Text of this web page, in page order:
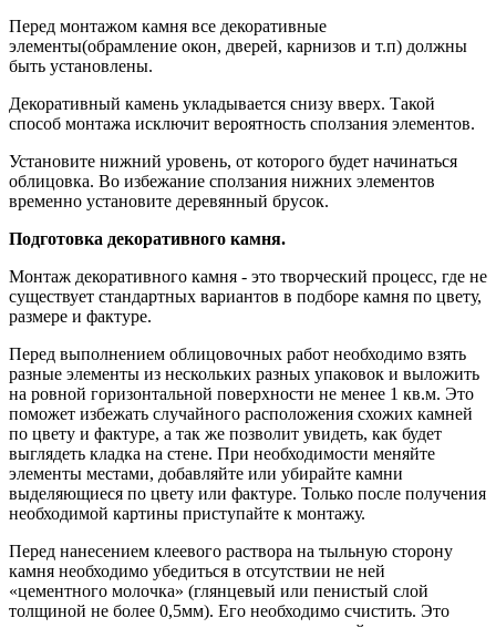
Перед монтажом камня все декоративные
элементы(обрамление окон, дверей, карнизов и т.п) должны
быть установлены.
Декоративный камень укладывается снизу вверх. Такой
способ монтажа исключит вероятность сползания элементов.
Установите нижний уровень, от которого будет начинаться
облицовка. Во избежание сползания нижних элементов
временно установите деревянный брусок.
Подготовка декоративного камня.
Монтаж декоративного камня - это творческий процесс, где не
существует стандартных вариантов в подборе камня по цвету,
размере и фактуре.
Перед выполнением облицовочных работ необходимо взять
разные элементы из нескольких разных упаковок и выложить
на ровной горизонтальной поверхности не менее 1 кв.м. Это
поможет избежать случайного расположения схожих камней
по цвету и фактуре, а так же позволит увидеть, как будет
выглядеть кладка на стене. При необходимости меняйте
элементы местами, добавляйте или убирайте камни
выделяющиеся по цвету или фактуре. Только после получения
необходимой картины приступайте к монтажу.
Перед нанесением клеевого раствора на тыльную сторону
камня необходимо убедиться в отсутствии не ней
«цементного молочка» (глянцевый или пенистый слой
толщиной не более 0,5мм). Его необходимо счистить. Это